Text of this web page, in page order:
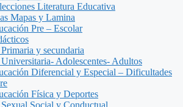
Literatura Educativa
Mapas y Lamina
Pre – Escolar
y secundaria
Adolescentes- Adultos
Diferencial y Especial – Dificultades
Física y Deportes
Social y Conductual